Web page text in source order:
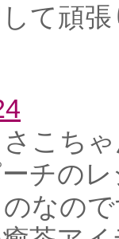
て頑
こち
チの
なの